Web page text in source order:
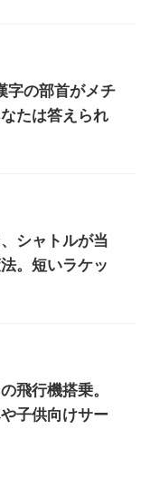
字の部首がメチ
たは答えられ
シャトルが当
。短いラケッ
飛行機搭乗。
子供向けサー